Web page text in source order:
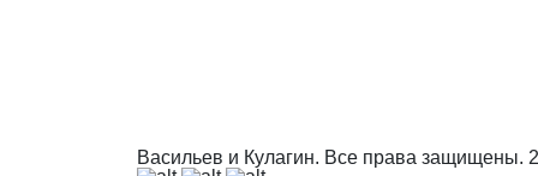
Васильев и Кулагин. Все права